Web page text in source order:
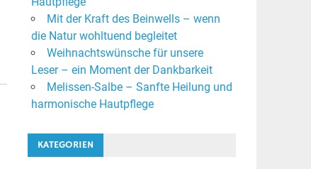
Mit der Kraft des Beinwells – wenn
die Natur wohltuend begleitet
Weihnachtswünsche für unsere
Leser – ein Moment der Dankbarkeit
Melissen-Salbe – Sanfte Heilung und
harmonische Hautpflege
KATEGORIEN